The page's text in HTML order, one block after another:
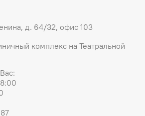
д. 64/32, офис 103
комплекс на Театральной